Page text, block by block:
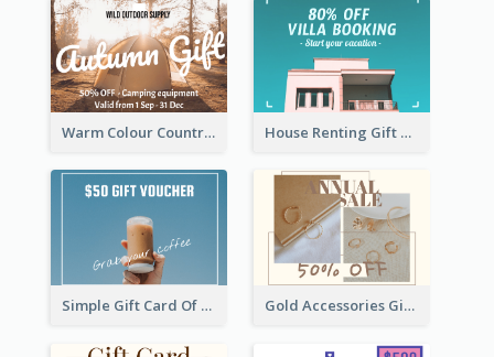
Warm Colour Country Site Gift Card House Renting Gift Card
Simple Gift Card Of Drinks Gold Accessories Gift Card